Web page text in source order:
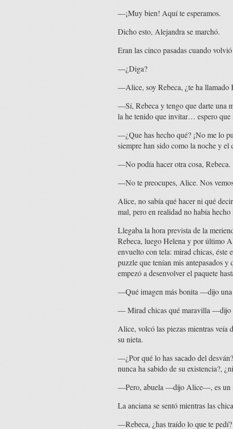
—¡Muy bien! Aquí te esperamos.
Dicho esto, Alejandra se marchó.
Eran las cinco pasadas cuando
—¿Diga?
—Alice, soy Rebeca, ¿te ha llamado
—Sí, Rebeca y tengo que darte una
la he tenido que invitar… espero que
—¿Que has hecho qué? ¡No me lo
siempre han sido como la noche y
—No podía hacer otra cosa, Rebeca.
—No te preocupes, Alice. Nos
Alice, no sabía qué hacer ni qué
mal, pero en realidad no había hecho
Llegaba la hora prevista de la
Rebeca, luego Helena y por último
envuelto con tela: mirad chicas, éste
puzzle que tenían mis antepasados
empezó a desenvolver el paquete
—Qué imagen más bonita —dijo una
— Mirad chicas qué maravilla —dijo
Alice, volcó las piezas mientras veía
su nieta.
—¿Por qué lo has sacado del
nunca ha sabido de su existencia?,
—Pero, abuela —dijo Alice—, es un
La anciana se sentó mientras las
—Rebeca, ¿has traído lo que te